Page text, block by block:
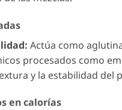
Actúa como
procesados ​​como
y la estabilidad del
en calorías